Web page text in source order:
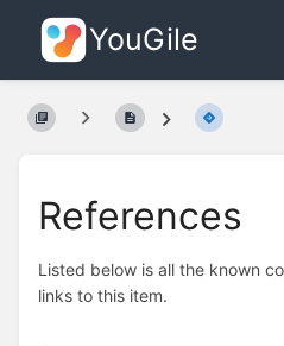
YouGile
References
Listed below is all the known
links to this item.